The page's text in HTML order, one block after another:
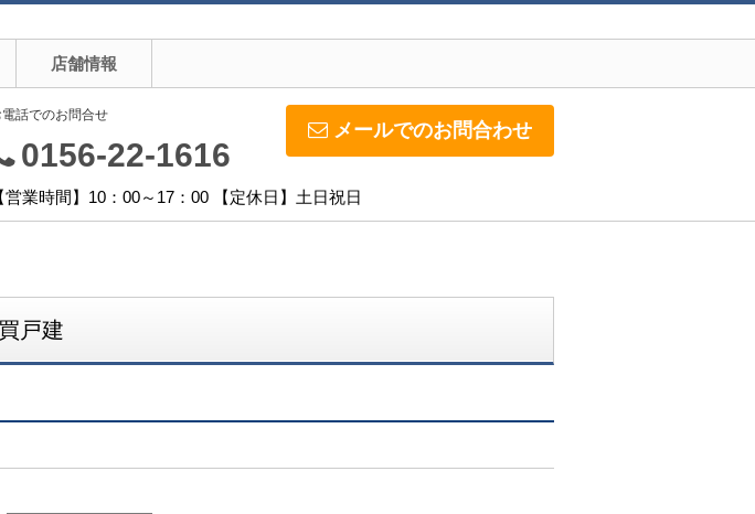
店舗情報
メールでのお問合わせ
電話でのお問合せ
0156-22-1616
営業時間】10：00～17：00 【定休日】土日祝日
戸建